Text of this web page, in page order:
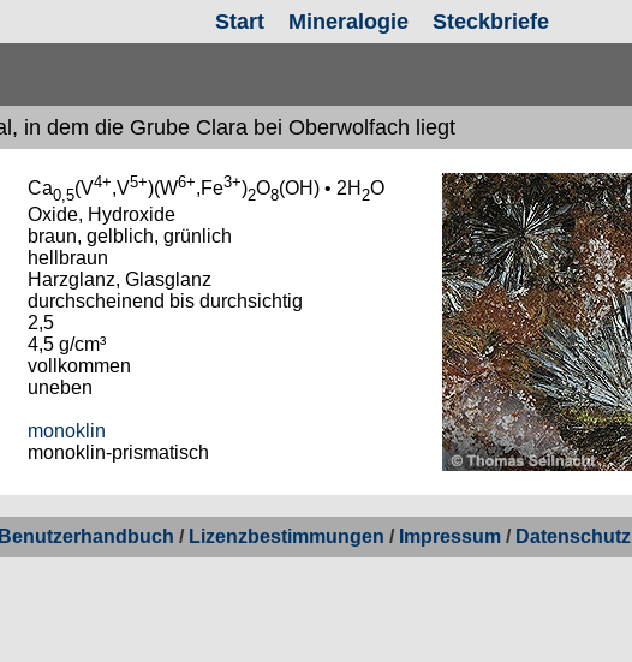
Start Mineralogie Steckbriefe
in dem die Grube Clara bei Oberwolfach liegt
Ca0,5(V4+,V5+)(W6+,Fe3+)2O8(OH) • 2H 2O
Oxide, Hydroxide
braun, gelblich, grünlich
hellbraun
Harzglanz, Glasglanz
durchscheinend bis durchsichtig
2,5
4,5 g/cm³
vollkommen
uneben
monoklin
monoklin-prismatisch
Benutzerhandbuch / Lizenzbestimmungen / Impressum / Datenschutz